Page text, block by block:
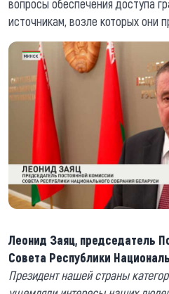
вопросы обеспечения доступа
источникам, возле которых они
Леонид Заяц, председатель
Совета Республики
Президент нашей страны